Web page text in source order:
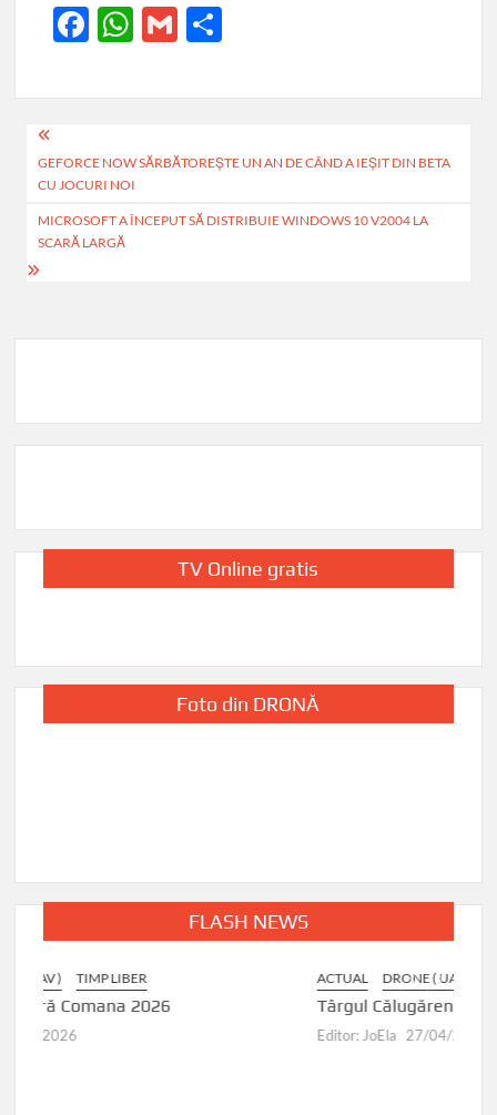
F
e
o
o
k
W
at
A
p
p
G
ail ta
az
Navigare
în
articole
GEFORCE NOW SĂRBĂTOREȘTE UN AN DE CÂND A IEȘIT DIN BETA
CU JOCURI NOI
MICROSOFT A ÎNCEPUT SĂ DISTRIBUIE WINDOWS 10 V2004 LA
SCARĂ LARGĂ
TV Online gratis
Foto din DRONĂ
FLASH NEWS
ACTUAL
Târgul Călugăreni